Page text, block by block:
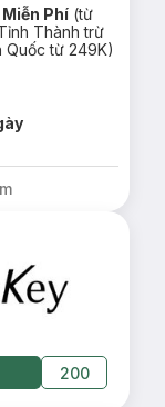
Phí (từ
Thành trừ
Quốc từ 249K)
200